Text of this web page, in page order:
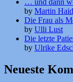
… und dann
by Martin
Die Frau als
by Ulli Lust
Die letzte
by Ulrike
Neueste